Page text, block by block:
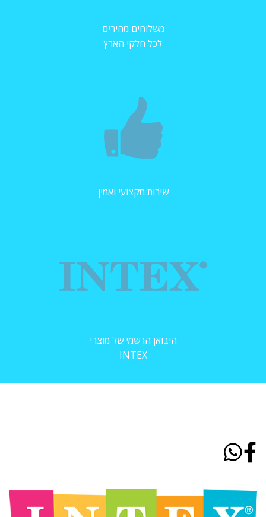
משלוחים מהירים
לכל חלקי הארץ
שירות מקצועי ואמין
היבואן הרשמי של מוצרי
INTEX